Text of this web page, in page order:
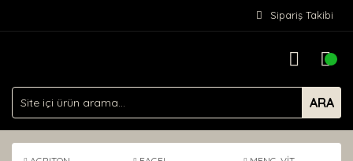
Sipariş Takibi
ARA